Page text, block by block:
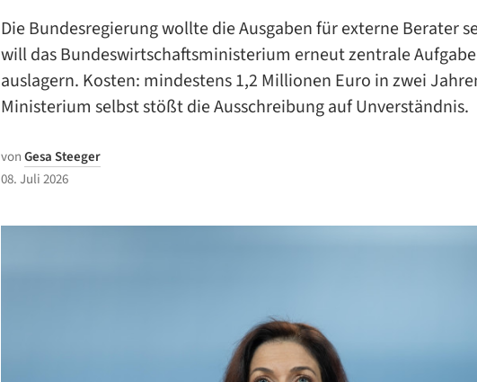
Die Bundesregierung wollte die Ausgaben für externe Berater
will das Bundeswirtschaftsministerium erneut zentrale
auslagern. Kosten: mindestens 1,2 Millionen Euro in zwei
Ministerium selbst stößt die Ausschreibung auf Unverständnis.
vonGesa Steeger
08. Juli 2026